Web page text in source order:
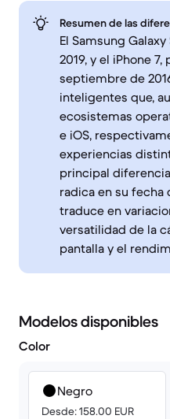
Resumen de las
El Samsung
2019, y el iPhone
septiembre de
inteligentes que,
ecosistemas
e iOS,
experiencias
principal
radica en su fecha
traduce en
versatilidad de la
pantalla y el
Modelos disponibles
Color
Negro
Desde: 158.00 EUR